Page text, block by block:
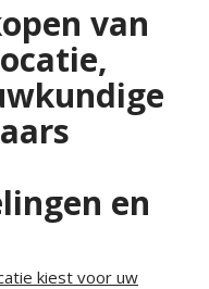
van
en
kiest voor uw